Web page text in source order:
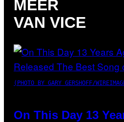
MEER
VAN VICE
(PHOTO BY GARY GERSHOFF/
On This Day 13